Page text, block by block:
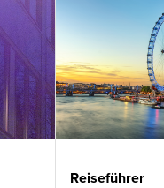
Reiseführer